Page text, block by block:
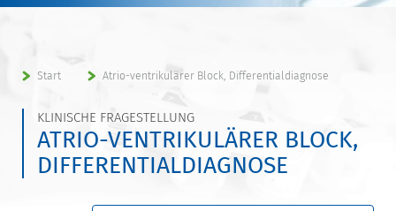
Start Atrio-ventrikulärer Block, Differentialdiagnose
KLINISCHE FRAGESTELLUNG
ATRIO-VENTRIKULÄRER BLOCK,
DIFFERENTIALDIAGNOSE